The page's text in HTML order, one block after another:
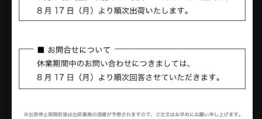
アクシーズクインエレメンツ